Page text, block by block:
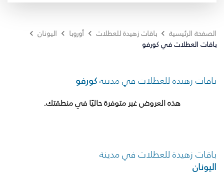
الصفحة الرئيسية باقات زهيدة للعطلات أوروبا
اليونان
باقات العطلات في كورفو
باقات زهيدة للعطلات في مدينةكورفو
هذه العروض غير متوفرة حاليًا في منطقتك.
باقات زهيدة للعطلات في مدينة
اليونان